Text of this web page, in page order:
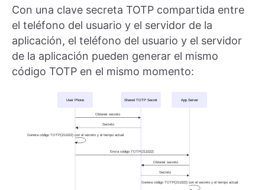
Con una clave secreta TOTP compartida entre
el teléfono del usuario y el servidor de la
aplicación, el teléfono del usuario y el servidor
de la aplicación pueden generar el mismo
código TOTP en el mismo momento: